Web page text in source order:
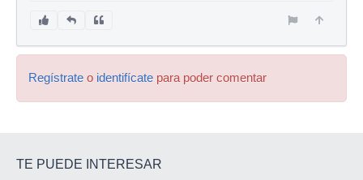
Regístrate o identifícate para poder comentar
TE PUEDE INTERESAR